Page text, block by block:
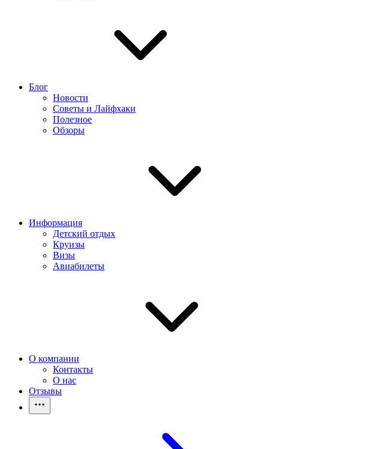
Блог
Новости
Советы и Лайфхаки
Полезное
Обзоры
Информация
Детский отдых
Круизы
Визы
Авиабилеты
О компании
Контакты
О нас
Отзывы